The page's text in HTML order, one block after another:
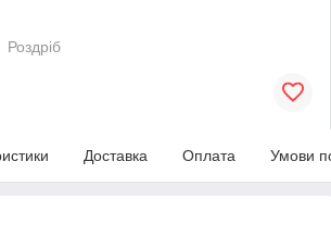
Роздріб
Доставка Оплата Умови